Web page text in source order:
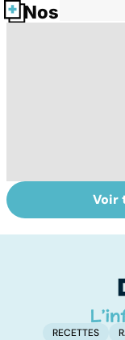
Nos fiches
Mediator® : le
début d'une
Voir
RECETTES